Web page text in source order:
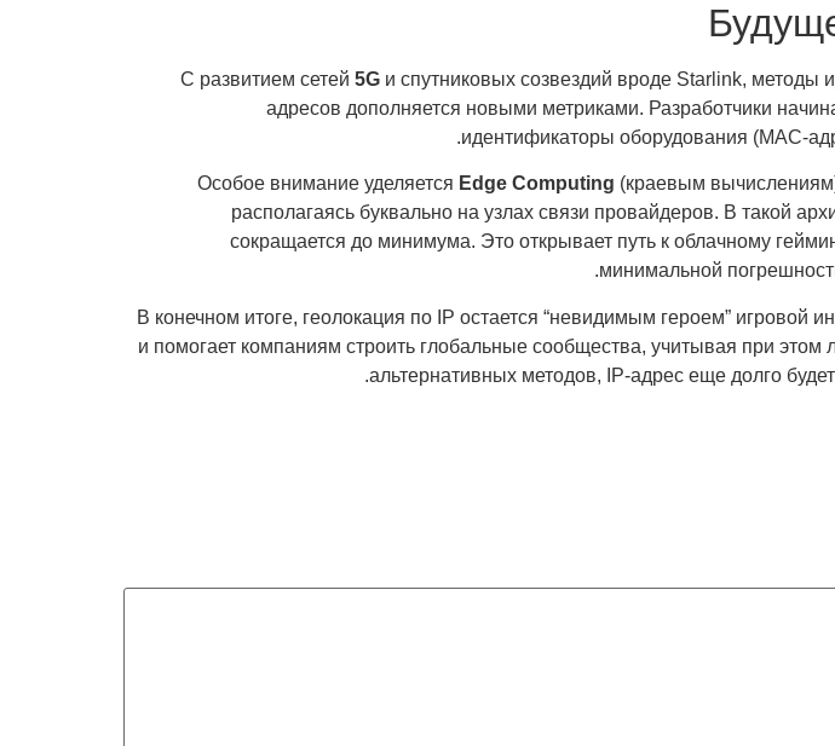
С развитием сетей 5G и спутниковых созвездий вроде Starlink,
адресов дополняется новыми метриками. Разработчики
идентификаторы оборудования (MAC-
Особое внимание уделяется Edge Computing (краевым
располагаясь буквально на узлах связи провайдеров. В такой
сокращается до минимума. Это открывает путь к облачному
минимальной
В конечном итоге, геолокация по IP остается “невидимым героем”
и помогает компаниям строить глобальные сообщества, учитывая при
альтернативных методов, IP-адрес еще долго